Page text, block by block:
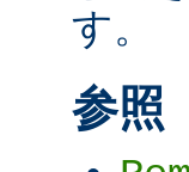
す。
参照